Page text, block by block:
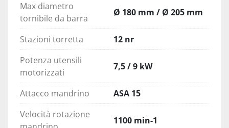
Max diametro
tornibile da barra
Ø 180 mm / Ø 205 mm
Stazioni torretta
12 nr
Potenza utensili
motorizzati
7,5 / 9 kW
Attacco mandrino
ASA 15
Velocità rotazione
1100 min-1